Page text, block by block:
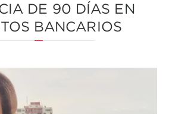
DE 90 DÍAS EN
BANCARIOS